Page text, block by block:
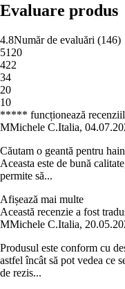
Evaluare produs
4.8Număr de evaluări (146)
5120
422
34
20
10
***** funcționează
MMichele C.Italia,
Căutam o geantă pentru
Aceasta este de bună
permite să...
Afișează mai multe
Această recenzie a fost
MMichele C.Italia,
Produsul este conform cu
astfel încât să pot vedea ce
de rezis...